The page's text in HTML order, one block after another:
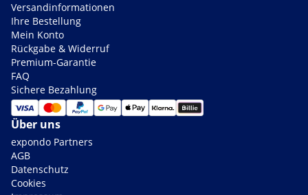
Versandinformationen
Ihre Bestellung
Mein Konto
Rückgabe & Widerruf
Premium-Garantie
FAQ
Sichere Bezahlung
Über uns
expondo Partners
AGB
Datenschutz
Cookies